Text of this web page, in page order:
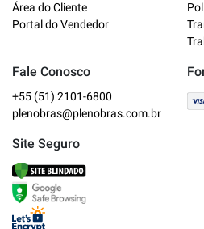
Área do Cliente
Portal do Vendedor
Fale Conosco
+55 (51) 2101-6800
plenobras@plenobras.com.br
Site Seguro
Bem vindo a Plenobras! Aqui você
encontra toda a linha de materiais
O que você deseja?